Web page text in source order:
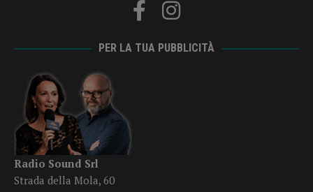
PER LA TUA PUBBLICITÀ
Radio Sound Srl
Strada della Mola, 60